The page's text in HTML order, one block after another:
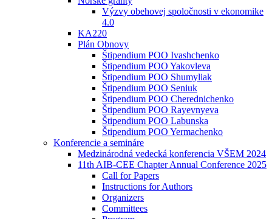
Výzvy obehovej spoločnosti v ekonomike
4.0
KA220
Plán Obnovy
Štipendium POO Ivashchenko
Štipendium POO Yakovleva
Štipendium POO Shumyliak
Štipendium POO Seniuk
Štipendium POO Cherednichenko
Štipendium POO Rayevnyeva
Štipendium POO Labunska
Štipendium POO Yermachenko
Konferencie a semináre
Medzinárodná vedecká konferencia VŠEM 2024
11th AIB-CEE Chapter Annual Conference 2025
Call for Papers
Instructions for Authors
Organizers
Committees